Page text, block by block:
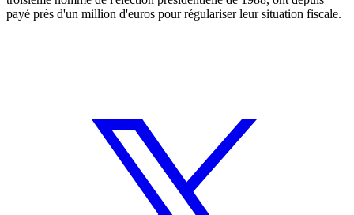
payé près d'un million d'euros pour régulariser leur situation fiscale.